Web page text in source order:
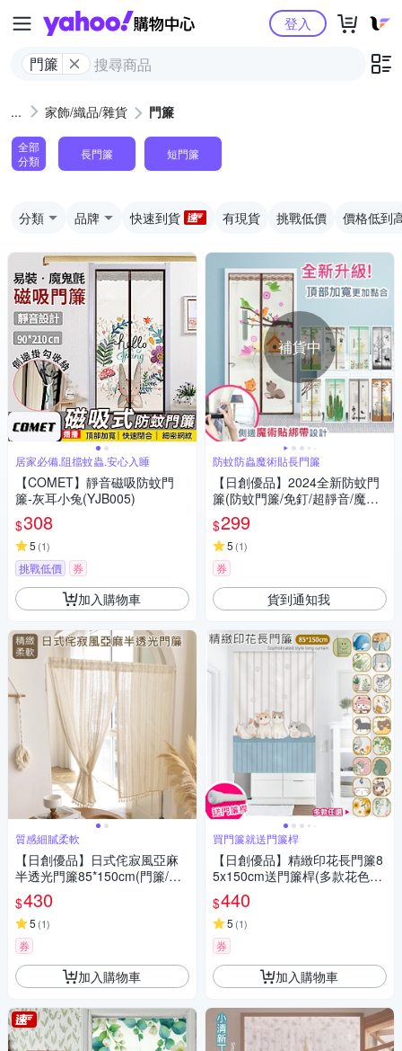
Yahoo購物中心
門簾
登入
家飾/織品/雜貨 門簾
全部
分類
長門簾 短門簾
分類 品牌 快速到貨 有現貨 挑戰低價 價格低到
居家必備,阻擋蚊蟲,安心入睡
【COMET】靜音磁吸防蚊門
簾-灰耳小兔(YJB005)
$308
5 (1)
挑戰低價 券
加入購物車
質感細膩柔軟
【日創優品】日式侘寂風亞麻
半透光門簾85*150cm(門簾/風
水簾/窗簾/窗紗/隔斷簾/咖啡簾/
長門簾)
$430
5 (1)
券
加入購物車
補貨中
防蚊防蟲魔術貼長門簾
【日創優品】2024全新防蚊門
簾(防蚊門簾/免釘/超靜音/魔術
貼/)
$299
5 (1)
券
貨到通知我
買門簾就送門簾桿
【日創優品】精緻印花長門簾8
5x150cm送門簾桿(多款花色門
簾選擇/風水簾/長門簾)
$440
5 (1)
券
加入購物車